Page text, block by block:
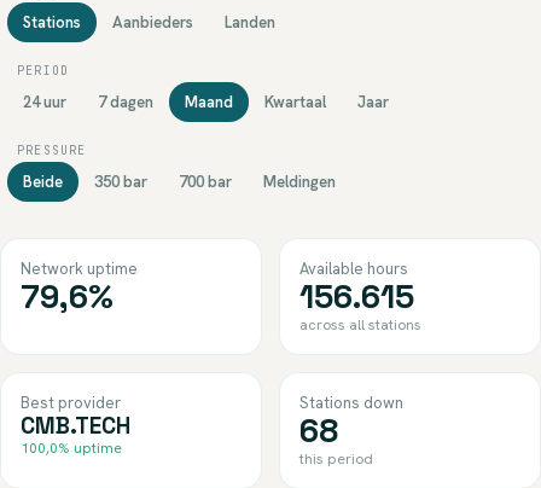
Stations Aanbieders Landen
PERIOD
24 uur 7 dagen Maand Kwartaal Jaar
PRESSURE
Beide 350 bar 700 bar Meldingen
Network uptime
79,6%
Available hours
156.615
across all stations
Best provider
CMB.TECH
100,0% uptime
Stations down
68
this period